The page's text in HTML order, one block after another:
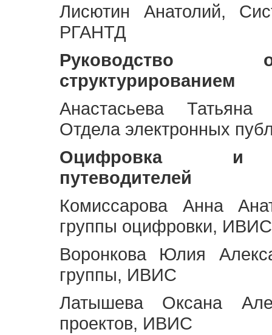
Лисютин Анатолий,
РГАНТД
Руководство
структурированием
Анастасьева Татьяна
Отдела электронных
Оцифровка и
путеводителей
Комиссарова Анна
группы оцифровки, ИВИС
Воронкова Юлия
группы, ИВИС
Латышева Оксана
проектов, ИВИС